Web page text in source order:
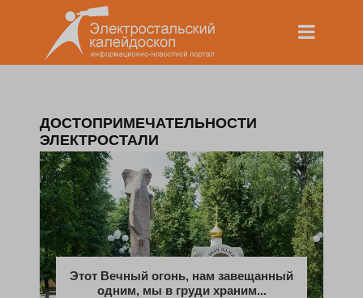
ДОСТОПРИМЕЧАТЕЛЬНОСТИ
ЭЛЕКТРОСТАЛИ
Этот Вечный огонь, нам завещанный
одним, мы в груди храним...